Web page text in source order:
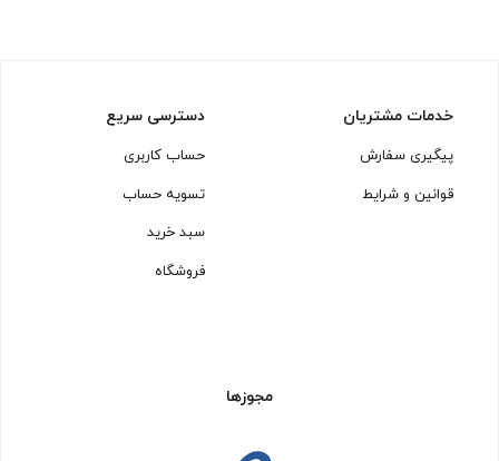
خدمات مشتریان
پیگیری سفارش
قوانین و شرایط
دسترسی سریع
حساب کاربری
تسویه حساب
سبد خرید
فروشگاه
مجوزها